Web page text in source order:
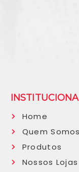
Home
Quem Somos
Produtos
Nossos Lojas